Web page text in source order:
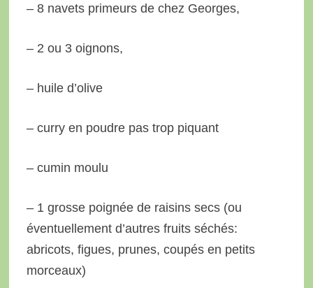
– 8 navets primeurs de chez Georges,
– 2 ou 3 oignons,
– huile d’olive
– curry en poudre pas trop piquant
– cumin moulu
– 1 grosse poignée de raisins secs (ou
éventuellement d’autres fruits séchés:
abricots, figues, prunes, coupés en petits
morceaux)